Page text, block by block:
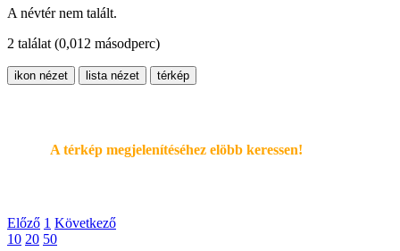
A névtér nem talált.
2 találat(0,012 másodperc)
ikon nézet lista nézet térkép
A térkép megjelenítéséhez elöbb keressen!
Előző 1 Következő
10 20 50